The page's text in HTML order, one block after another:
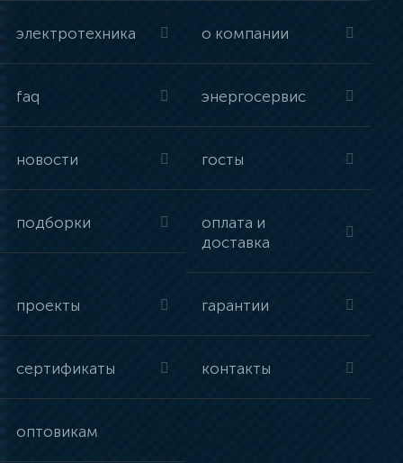
электротехника о компании
faq энергосервис
новости госты
подборки
оплата и
доставка
проекты гарантии
сертификаты контакты
оптовикам